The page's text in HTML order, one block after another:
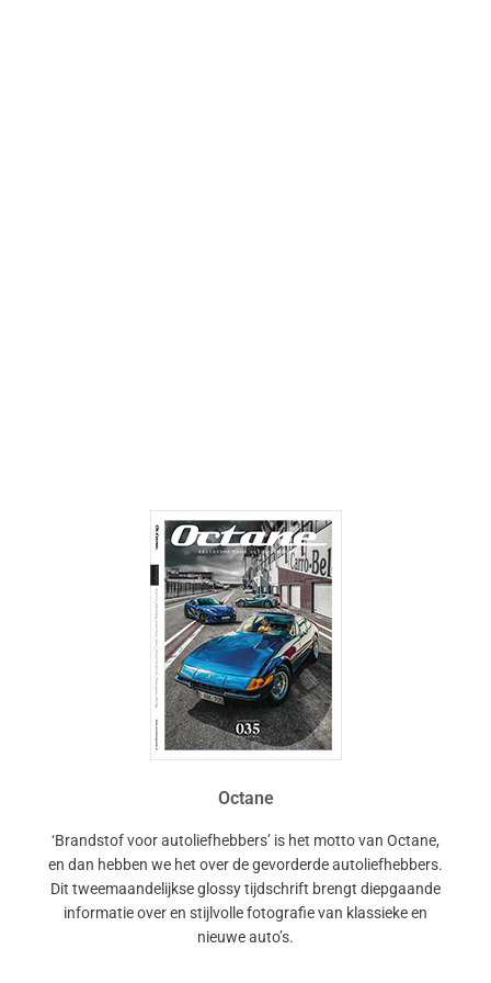
Octane
‘Brandstof voor autoliefhebbers’ is het motto van Octane,
en dan hebben we het over de gevorderde autoliefhebbers.
Dit tweemaandelijkse glossy tijdschrift brengt diepgaande
informatie over en stijlvolle fotografie van klassieke en
nieuwe auto’s.